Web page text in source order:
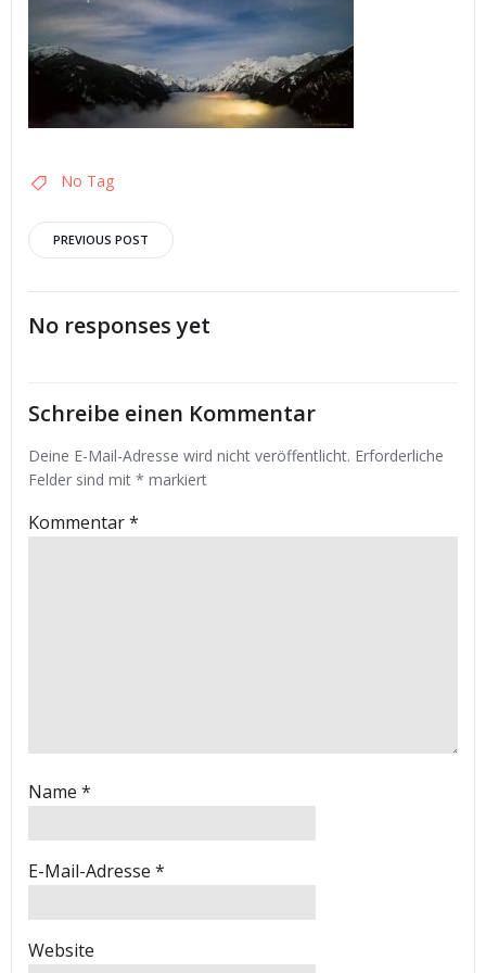
No Tag
Post
navigation
PREVIOUS POST
No responses yet
Schreibe einen Kommentar
Deine E-Mail-Adresse wird nicht veröffentlicht. Erforderliche
Felder sind mit * markiert
Kommentar*
Name *
E-Mail-Adresse *
Website